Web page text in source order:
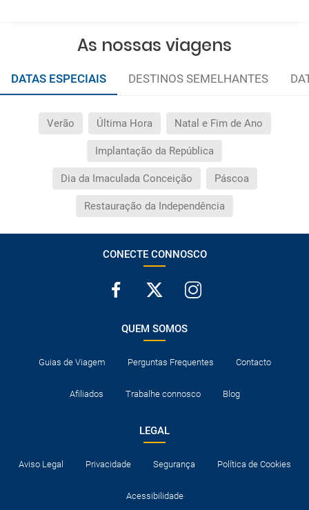
As nossas viagens
DATAS ESPECIAIS DESTINOS SEMELHANTES
Verão Última Hora Natal e Fim de Ano
Implantação da República
Dia da Imaculada Conceição Páscoa
Restauração da Independência
CONECTE CONNOSCO
QUEM SOMOS
Guias de Viagem Perguntas Frequentes Contacto
Afiliados Trabalhe connosco Blog
LEGAL
Aviso Legal Privacidade Segurança Política de Cookies
Acessibilidade